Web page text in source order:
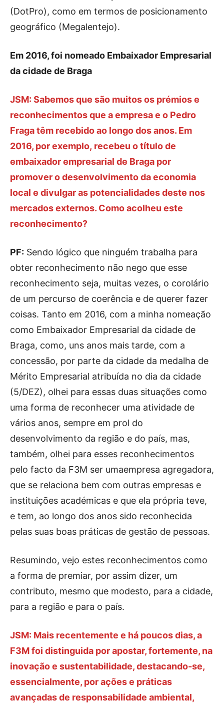
(DotPro), como em termos de posicionamento
geográfico (Megalentejo).
Em 2016, foi nomeado Embaixador Empresarial
da cidade de Braga
JSM: Sabemos que são muitos os prémios e
reconhecimentos que a empresa e o Pedro
Fraga têm recebido ao longo dos anos. Em
2016, por exemplo, recebeu o título de
embaixador empresarial de Braga por
promover o desenvolvimento da economia
local e divulgar as potencialidades deste nos
mercados externos. Como acolheu este
reconhecimento?
PF: Sendo lógico que ninguém trabalha para
obter reconhecimento não nego que esse
reconhecimento seja, muitas vezes, o corolário
de um percurso de coerência e de querer fazer
coisas. Tanto em 2016, com a minha nomeação
como Embaixador Empresarial da cidade de
Braga, como, uns anos mais tarde, com a
concessão, por parte da cidade da medalha de
Mérito Empresarial atribuída no dia da cidade
(5/DEZ), olhei para essas duas situações como
uma forma de reconhecer uma atividade de
vários anos, sempre em prol do
desenvolvimento da região e do país, mas,
também, olhei para esses reconhecimentos
pelo facto da F3M ser umaempresa agregadora,
que se relaciona bem com outras empresas e
instituições académicas e que ela própria teve,
e tem, ao longo dos anos sido reconhecida
pelas suas boas práticas de gestão de pessoas.
Resumindo, vejo estes reconhecimentos como
a forma de premiar, por assim dizer, um
contributo, mesmo que modesto, para a cidade,
para a região e para o país.
JSM: Mais recentemente e há poucos dias, a
F3Mfoi distinguida por apostar, fortemente, na
inovação e sustentabilidade, destacando-se,
essencialmente, por ações e práticas
avançadas de responsabilidade ambiental,